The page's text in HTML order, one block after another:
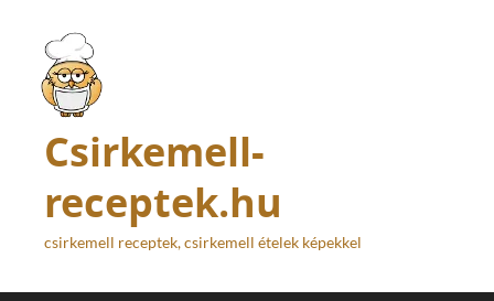
Csirkemell-
receptek.hu
csirkemell receptek, csirkemell ételek képekkel